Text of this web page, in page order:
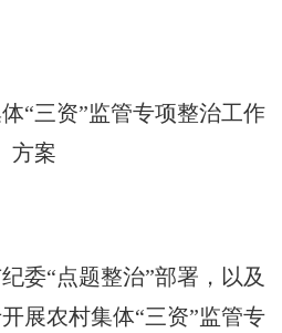
“三资”监管专项整治工作
方案
委“点题整治”部署，以及
展农村集体“三资”监管专